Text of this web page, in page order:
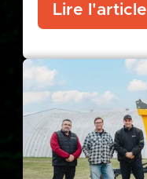
Lire l'article